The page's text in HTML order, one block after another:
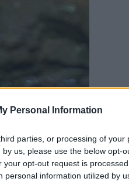
Personal Information
parties, or processing of your
us, please use the below opt-
opt-out request is
information utilized by